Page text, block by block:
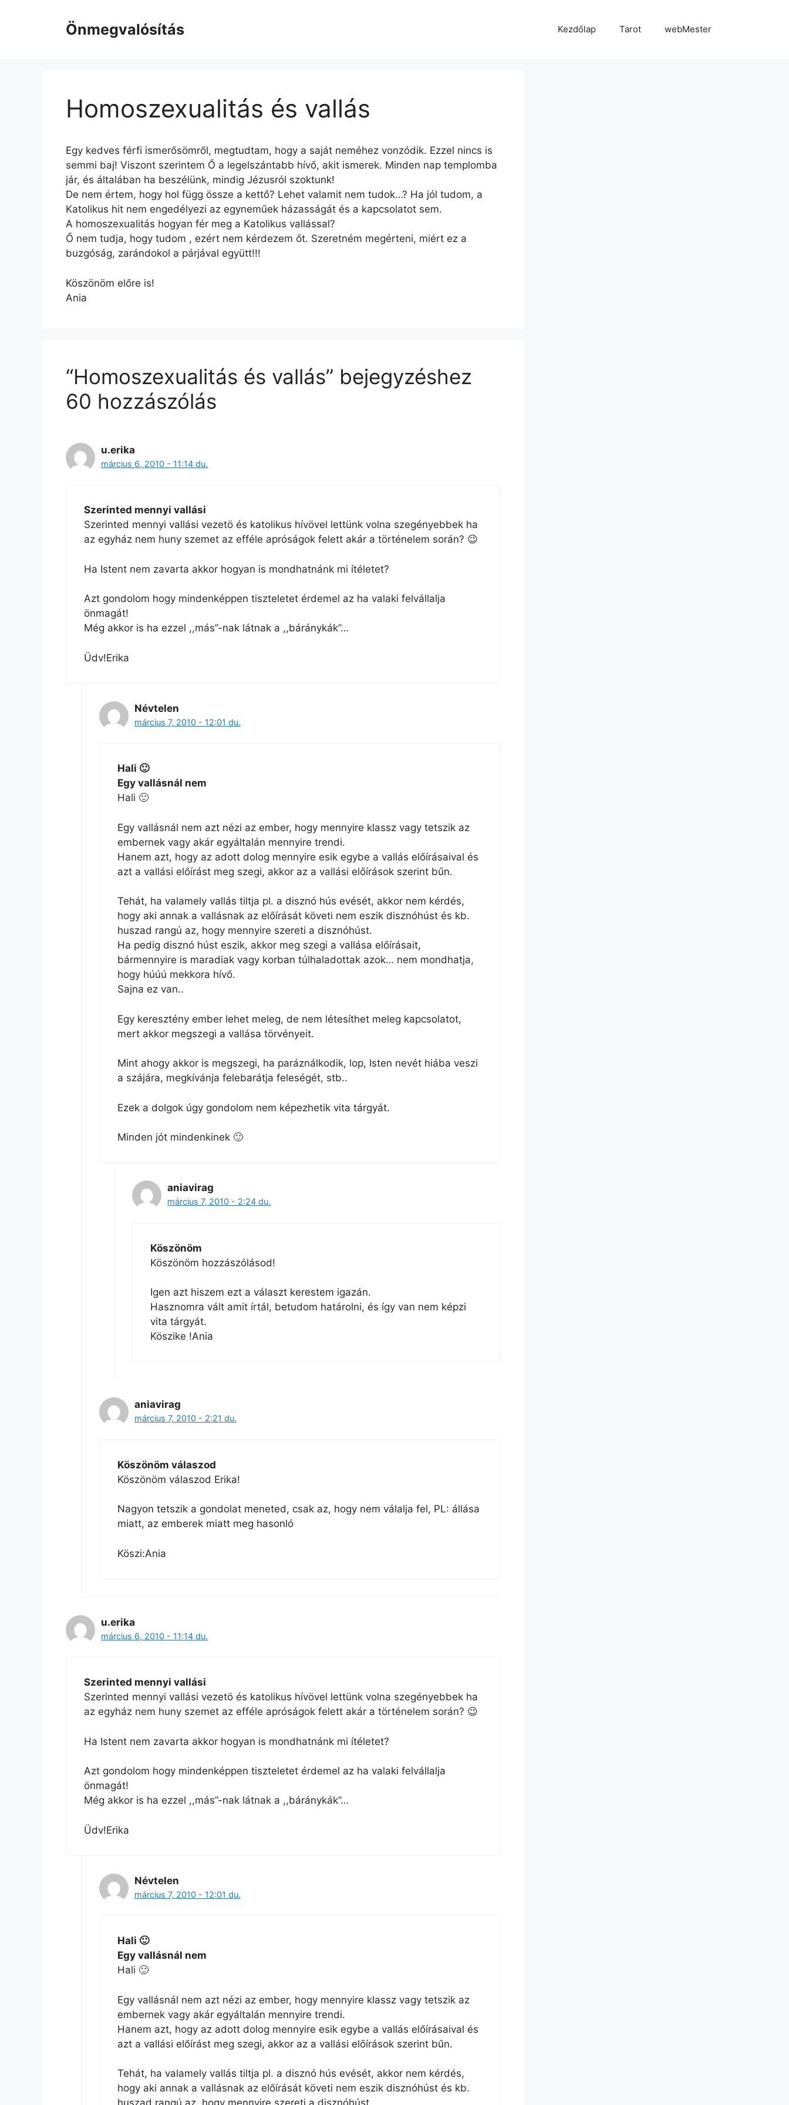
Önmegvalósítás Kezdőlap Tarot webMester
Homoszexualitás és vallás
Egy kedves férfi ismerősömről, megtudtam, hogy a saját neméhez vonzódik. Ezzel nincs is
semmi baj! Viszont szerintem Ő a legelszántabb hívő, akit ismerek. Minden nap templomba
jár, és általában ha beszélünk, mindig Jézusról szoktunk!
De nem értem, hogy hol függ össze a kettő? Lehet valamit nem tudok…? Ha jól tudom, a
Katolikus hit nem engedélyezi az egyneműek házasságát és a kapcsolatot sem.
A homoszexualitás hogyan fér meg a Katolikus vallással?
Ő nem tudja, hogy tudom , ezért nem kérdezem őt. Szeretném megérteni, miért ez a
buzgóság, zarándokol a párjával együtt!!!
Köszönöm előre is!
Ania
“Homoszexualitás és vallás” bejegyzéshez
60 hozzászólás
u.erika
március 6, 2010 - 11:14 du.
Szerinted mennyi vallási
Szerinted mennyi vallási vezetö és katolikus hívövel lettünk volna szegényebbek ha
az egyház nem huny szemet az efféle apróságok felett akár a történelem során? 😉
Ha Istent nem zavarta akkor hogyan is mondhatnánk mi ítéletet?
Azt gondolom hogy mindenképpen tiszteletet érdemel az ha valaki felvállalja
önmagát!
Még akkor is ha ezzel ,,más”-nak látnak a ,,báránykák”…
Üdv!Erika
Névtelen
március 7, 2010 - 12:01 du.
Hali 🙂
Egy vallásnál nem
Hali 🙂
Egy vallásnál nem azt nézi az ember, hogy mennyire klassz vagy tetszik az
embernek vagy akár egyáltalán mennyire trendi.
Hanem azt, hogy az adott dolog mennyire esik egybe a vallás előírásaival és
azt a vallási előírást meg szegi, akkor az a vallási előírások szerint bűn.
Tehát, ha valamely vallás tiltja pl. a disznó hús evését, akkor nem kérdés,
hogy aki annak a vallásnak az előírását követi nem eszik disznóhúst és kb.
huszad rangú az, hogy mennyire szereti a disznóhúst.
Ha pedig disznó húst eszik, akkor meg szegi a vallása előírásait,
bármennyire is maradiak vagy korban túlhaladottak azok… nem mondhatja,
hogy húúú mekkora hívő.
Sajna ez van..
Egy keresztény ember lehet meleg, de nem létesíthet meleg kapcsolatot,
mert akkor megszegi a vallása törvényeit.
Mint ahogy akkor is megszegi, ha paráználkodik, lop, Isten nevét hiába veszi
a szájára, megkívánja felebarátja feleségét, stb..
Ezek a dolgok úgy gondolom nem képezhetik vita tárgyát.
Minden jót mindenkinek 🙂
aniavirag
március 7, 2010 - 2:24 du.
Köszönöm
Köszönöm hozzászólásod!
Igen azt hiszem ezt a választ kerestem igazán.
Hasznomra vált amit írtál, betudom határolni, és így van nem képzi
vita tárgyát.
Köszike !Ania
aniavirag
március 7, 2010 - 2:21 du.
Köszönöm válaszod
Köszönöm válaszod Erika!
Nagyon tetszik a gondolat meneted, csak az, hogy nem válalja fel, PL: állása
miatt, az emberek miatt meg hasonló
Köszi:Ania
u.erika
március 6, 2010 - 11:14 du.
Szerinted mennyi vallási
Szerinted mennyi vallási vezetö és katolikus hívövel lettünk volna szegényebbek ha
az egyház nem huny szemet az efféle apróságok felett akár a történelem során? 😉
Ha Istent nem zavarta akkor hogyan is mondhatnánk mi ítéletet?
Azt gondolom hogy mindenképpen tiszteletet érdemel az ha valaki felvállalja
önmagát!
Még akkor is ha ezzel ,,más”-nak látnak a ,,báránykák”…
Üdv!Erika
Névtelen
március 7, 2010 - 12:01 du.
Hali 🙂
Egy vallásnál nem
Hali 🙂
Egy vallásnál nem azt nézi az ember, hogy mennyire klassz vagy tetszik az
embernek vagy akár egyáltalán mennyire trendi.
Hanem azt, hogy az adott dolog mennyire esik egybe a vallás előírásaival és
azt a vallási előírást meg szegi, akkor az a vallási előírások szerint bűn.
Tehát, ha valamely vallás tiltja pl. a disznó hús evését, akkor nem kérdés,
hogy aki annak a vallásnak az előírását követi nem eszik disznóhúst és kb.
huszad rangú az, hogy mennyire szereti a disznóhúst.